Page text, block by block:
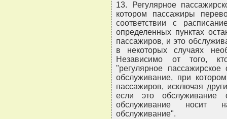
13. Регулярное
котором пассажиры
соответствии с
определенных пунктах
пассажиров, и это
в некоторых случаях
Независимо от того,
"регулярное
обслуживание, при
пассажиров, исключая
если это обслуживание
обслуживание носит
обслуживание".